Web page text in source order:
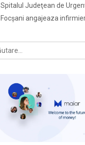
Spitalul Judeţean de
Focşani angajeaza